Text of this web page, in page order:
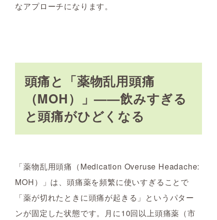
なアプローチになります。
頭痛と「薬物乱用頭痛
（MOH）」——飲みすぎる
と頭痛がひどくなる
「薬物乱用頭痛（Medication Overuse Headache:
MOH）」は、頭痛薬を頻繁に使いすぎることで
「薬が切れたときに頭痛が起きる」というパター
ンが固定した状態です。月に10回以上頭痛薬（市